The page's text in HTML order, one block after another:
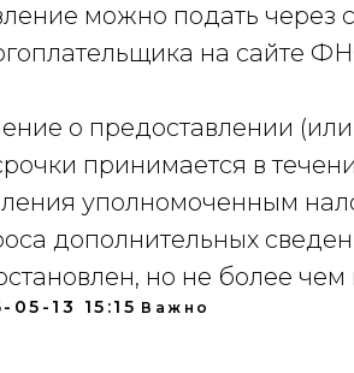
можно подать через
на сайте
о предоставлении (или
принимается в
уполномоченным
дополнительных
но не более
05-13 15:15 Важно